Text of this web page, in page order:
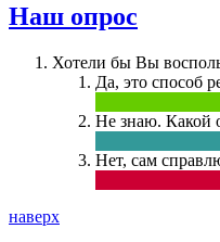
Наш опрос
Хотели бы Вы
Да, это способ
Не знаю. Какой
Нет, сам
наверх